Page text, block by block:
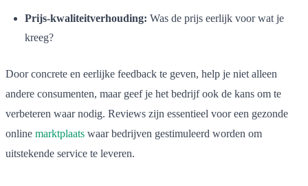
Prijs-kwaliteitverhouding: Was de prijs eerlijk voor wat je
kreeg?
Door concrete en eerlijke feedback te geven, help je niet alleen
andere consumenten, maar geef je het bedrijf ook de kans om te
verbeteren waar nodig. Reviews zijn essentieel voor een gezonde
online marktplaats waar bedrijven gestimuleerd worden om
uitstekende service te leveren.